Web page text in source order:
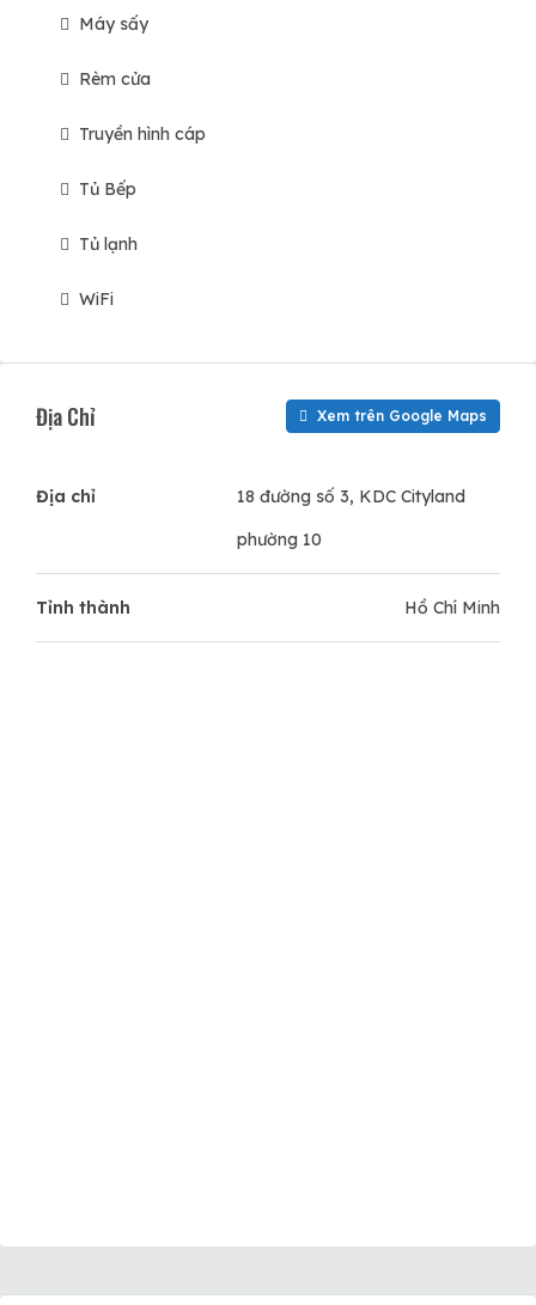
Máy sấy
Rèm cửa
Truyền hình cáp
Tủ Bếp
Tủ lạnh
WiFi
Địa Chỉ Xem trên Google Maps
Địa chỉ
18 đường số 3, KDC Cityland
phường 10
Tỉnh thành Hồ Chí Minh